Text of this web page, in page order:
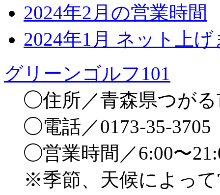
2024年2月の営業時間
2024年1月 ネット上
グリーンゴルフ101
◯住所／青森県つがる
◯電話／0173-35-3705
◯営業時間／6:00〜
※季節、天候によっ